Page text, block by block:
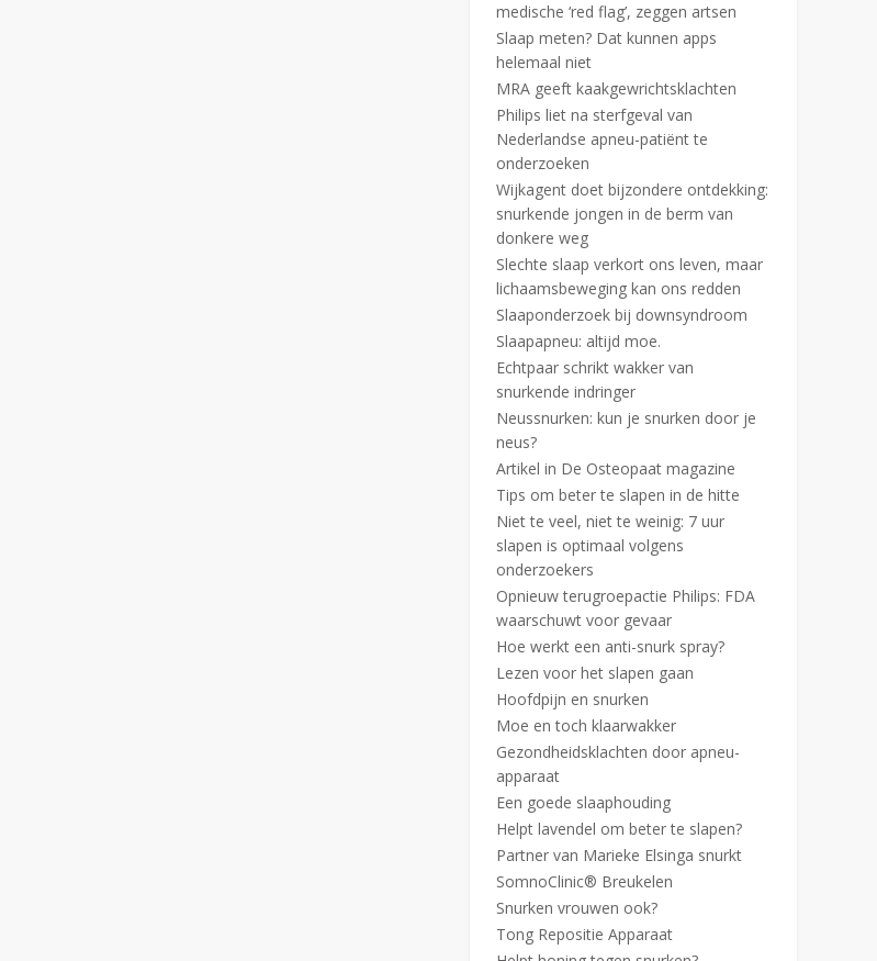
medische ‘red flag’, zeggen artsen
Slaap meten? Dat kunnen apps
helemaal niet
MRA geeft kaakgewrichtsklachten
Philips liet na sterfgeval van
Nederlandse apneu-patiënt te
onderzoeken
Wijkagent doet bijzondere ontdekking:
snurkende jongen in de berm van
donkere weg
Slechte slaap verkort ons leven, maar
lichaamsbeweging kan ons redden
Slaaponderzoek bij downsyndroom
Slaapapneu: altijd moe.
Echtpaar schrikt wakker van
snurkende indringer
Neussnurken: kun je snurken door je
neus?
Artikel in De Osteopaat magazine
Tips om beter te slapen in de hitte
Niet te veel, niet te weinig: 7 uur
slapen is optimaal volgens
onderzoekers
Opnieuw terugroepactie Philips: FDA
waarschuwt voor gevaar
Hoe werkt een anti-snurk spray?
Lezen voor het slapen gaan
Hoofdpijn en snurken
Moe en toch klaarwakker
Gezondheidsklachten door apneu-
apparaat
Een goede slaaphouding
Helpt lavendel om beter te slapen?
Partner van Marieke Elsinga snurkt
SomnoClinic® Breukelen
Snurken vrouwen ook?
Tong Repositie Apparaat